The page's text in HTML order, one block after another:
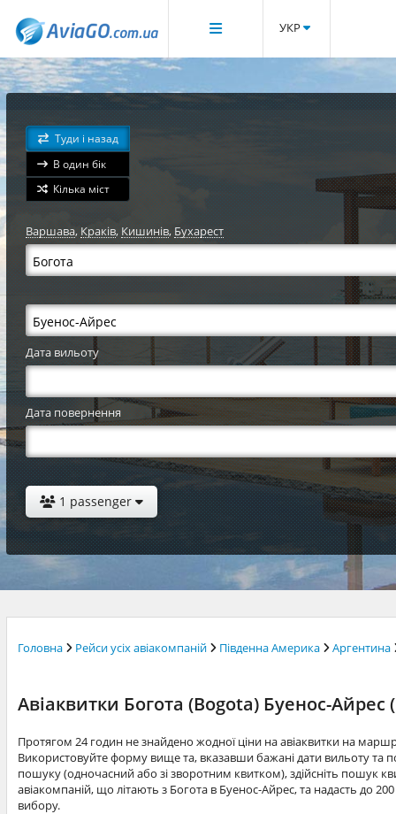
УКР
Туди і назад
В один бік
Кілька міст
Варшава,Краків,Кишинів,Бухарест
Дата вильоту
Дата повернення
1 passenger
Головна Рейси усіх авіакомпаній Південна Америка Аргентина
Авіаквитки Богота (Bogota) Буенос-Айрес
Протягом 24 годин не знайдено жодної ціни на авіаквитки на
Використовуйте форму вище та, вказавши бажані дати вильоту та
пошуку (одночасний або зі зворотним квитком), здійсніть пошук
авіакомпаній, що літають з Богота в Буенос-Айрес, та надасть до
вибору.